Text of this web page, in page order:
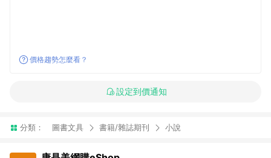
價格趨勢怎麼看？
設定到價通知
分類： 圖書文具 書籍/雜誌期刊 小說